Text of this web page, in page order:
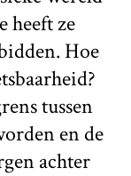
heeft ze
Hoe
tussen
en de
achter